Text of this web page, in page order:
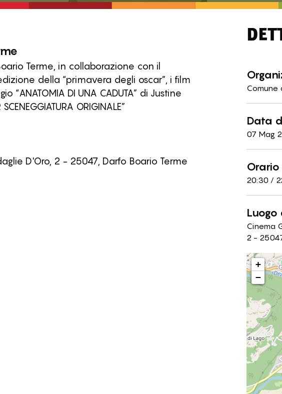
Terme, in collaborazione con il
della “primavera degli oscar”, i film
DI UNA CADUTA” di Justine
ORIGINALE”
D'Oro, 2 - 25047, Darfo Boario Terme
Comune
Data
07 Mag
20:30 /
Luogo
Cinema
2 -
+
−